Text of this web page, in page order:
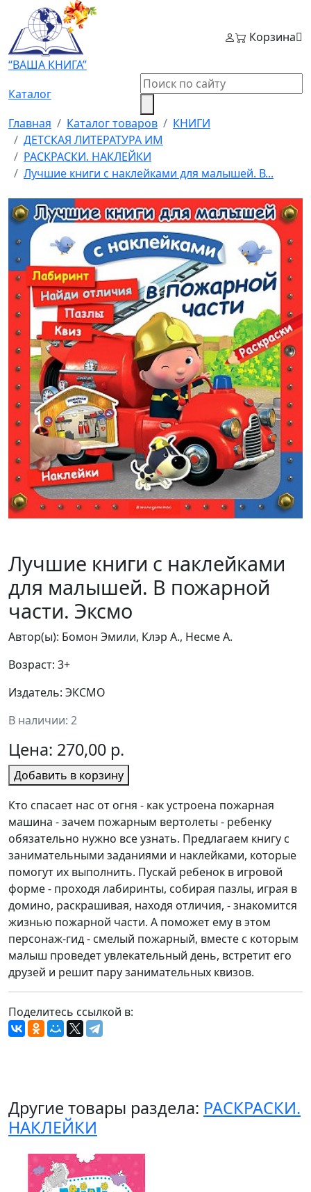
“ВАША КНИГА”
Корзина
Каталог
Главная
Каталог товаров
КНИГИ
ДЕТСКАЯ ЛИТЕРАТУРА ИМ
РАСКРАСКИ. НАКЛЕЙКИ
Лучшие книги с наклейками для малышей. В...
Лучшие книги с наклейками
для малышей. В пожарной
части. Эксмо
Автор(ы): Бомон Эмили, Клэр А., Несме А.
Возраст: 3+
Издатель: ЭКСМО
В наличии: 2
Цена: 270,00 р.
Добавить в корзину
Кто спасает нас от огня - как устроена пожарная
машина - зачем пожарным вертолеты - ребенку
обязательно нужно все узнать. Предлагаем книгу с
занимательными заданиями и наклейками, которые
помогут их выполнить. Пускай ребенок в игровой
форме - проходя лабиринты, собирая пазлы, играя в
домино, раскрашивая, находя отличия, - знакомится
жизнью пожарной части. А поможет ему в этом
персонаж-гид - смелый пожарный, вместе с которым
малыш проведет увлекательный день, встретит его
друзей и решит пару занимательных квизов.
Поделитесь ссылкой в:
Другие товары раздела: РАСКРАСКИ.
НАКЛЕЙКИ